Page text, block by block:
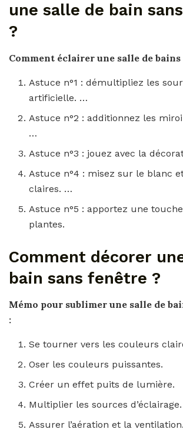
une salle de bain
?
Comment éclairer une salle de
Astuce n°1 : démultipliez les
artificielle. …
Astuce n°2 : additionnez les
…
Astuce n°3 : jouez avec la
Astuce n°4 : misez sur le blanc
claires. …
Astuce n°5 : apportez une
plantes.
Comment décorer
bain sans fenêtre ?
Mémo pour sublimer une salle de
:
Se tourner vers les couleurs
Oser les couleurs puissantes.
Créer un effet puits de lumière.
Multiplier les sources d’éclairage.
Assurer l’aération et la ventilation.